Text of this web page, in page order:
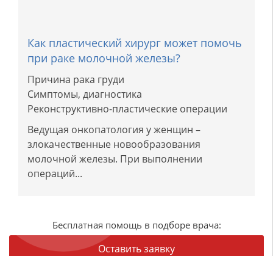
Как пластический хирург может помочь
при раке молочной железы?
Причина рака груди
Симптомы, диагностика
Реконструктивно-пластические операции
Ведущая онкопатология у женщин –
злокачественные новообразования
молочной железы. При выполнении
операций...
Бесплатная помощь в подборе врача:
Оставить заявку